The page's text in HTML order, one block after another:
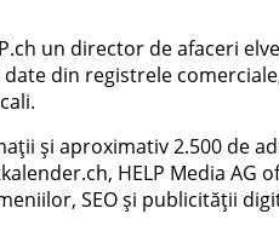
un director de afaceri
din registrele
și aproximativ 2.500 de
HELP Media AG
SEO și publicității